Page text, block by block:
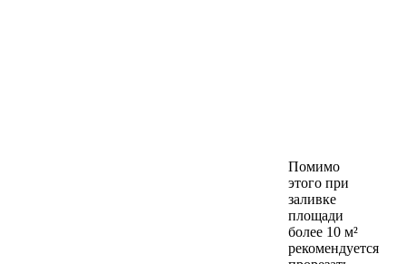
Помимо
этого при
заливке
площади
более 10 м²
рекомендуется